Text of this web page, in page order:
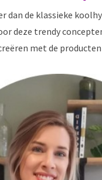
dan de klassieke
deze trendy
met de